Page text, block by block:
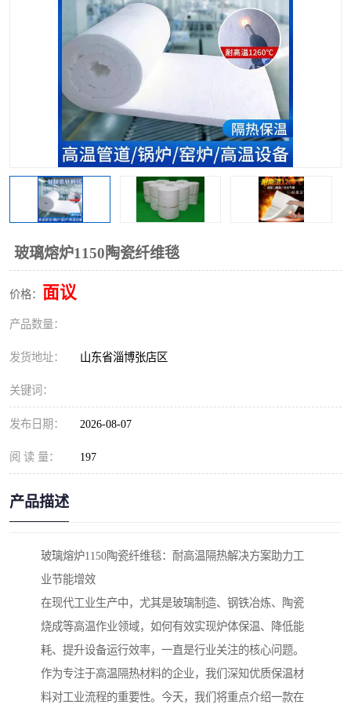
玻璃熔炉1150陶瓷纤维毯
价格： 面议
产品数量：
发货地址： 山东省淄博张店区
关键词：
发布日期： 2026-08-07
阅 读 量： 197
产品描述
玻璃熔炉1150陶瓷纤维毯：耐高温隔热解决方案助力工
业节能增效
在现代工业生产中，尤其是玻璃制造、钢铁冶炼、陶瓷
烧成等高温作业领域，如何有效实现炉体保温、降低能
耗、提升设备运行效率，一直是行业关注的核心问题。
作为专注于高温隔热材料的企业，我们深知优质保温材
料对工业流程的重要性。今天，我们将重点介绍一款在